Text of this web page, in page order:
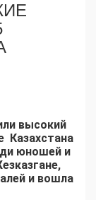
высокий
Казахстана
юношей и
и вошла